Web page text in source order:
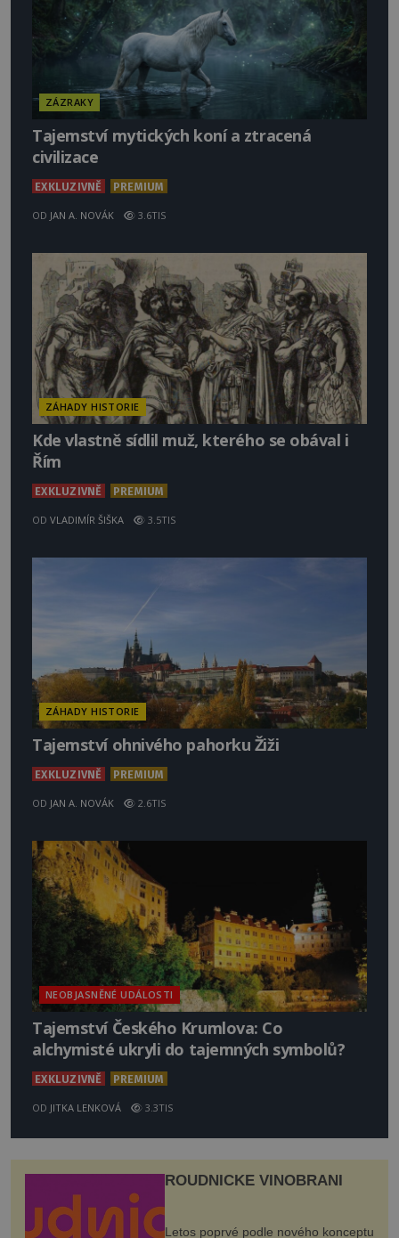
ZÁZRAKY
Tajemství mytických koní a ztracená
civilizace
EXKLUZIVNĚ PREMIUM
OD JAN A. NOVÁK 3.6TIS
ZÁHADY HISTORIE
Kde vlastně sídlil muž, kterého se obával i
Řím
EXKLUZIVNĚ PREMIUM
OD VLADIMÍR ŠIŠKA 3.5TIS
ZÁHADY HISTORIE
Tajemství ohnivého pahorku Žiži
EXKLUZIVNĚ PREMIUM
OD JAN A. NOVÁK 2.6TIS
NEOBJASNĚNÉ UDÁLOSTI
Tajemství Českého Krumlova: Co
alchymisté ukryli do tajemných symbolů?
EXKLUZIVNĚ PREMIUM
OD JITKA LENKOVÁ 3.3TIS
ROUDNICKÉ VINOBRANÍ
Letos poprvé podle nového konceptu